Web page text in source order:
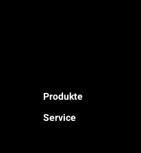
Produkte
Service